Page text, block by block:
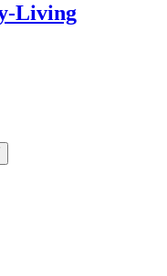
Living